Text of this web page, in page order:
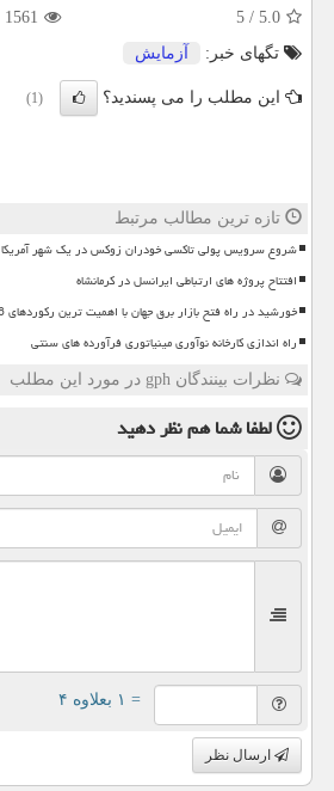
5.0
/
5
1561
تگهای خبر:
آزمایش
این مطلب را می پسندید؟ (1)
تازه ترین مطالب مرتبط
شروع سرویس پولی تاکسی خودران زوکس در یک شهر آمریکا
افتتاح پروژه های ارتباطی ایرانسل در کرمانشاه
خورشید در راه فتح بازار برق جهان با اهمیت ترین رکوردهای 2026
راه اندازی کارخانه نوآوری مینیاتوری فرآورده های سنتی
نظرات بینندگان gph در مورد این مطلب
لطفا شما همنظر دهید
= ۱ بعلاوه ۴
ارسال نظر